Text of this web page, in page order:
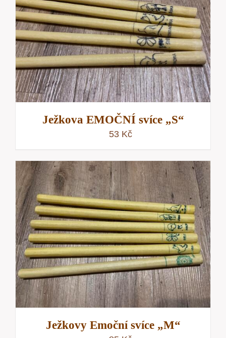
Ježkova EMOČNÍ svíce „S“
53 Kč
Ježkovy Emoční svíce „M“